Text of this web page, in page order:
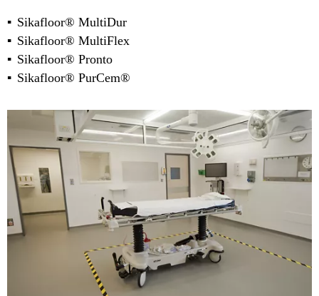
Sikafloor® MultiDur
Sikafloor® MultiFlex
Sikafloor® Pronto
Sikafloor® PurCem®